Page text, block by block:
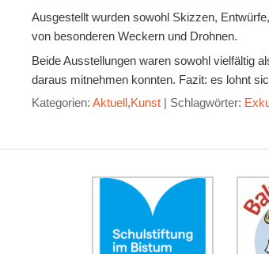
Ausgestellt wurden sowohl Skizzen,
von besonderen Weckern und Drohnen.
Beide Ausstellungen waren sowohl vielfältig
daraus mitnehmen konnten. Fazit: es lohnt
Kategorien: Aktuell,Kunst | Schlagwörter: